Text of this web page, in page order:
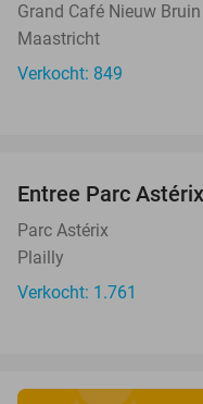
Grand Café Nieuw Bruin
Maastricht
Verkocht: 849
Entree Parc Astérix
Parc Astérix
Plailly
Verkocht: 1.761